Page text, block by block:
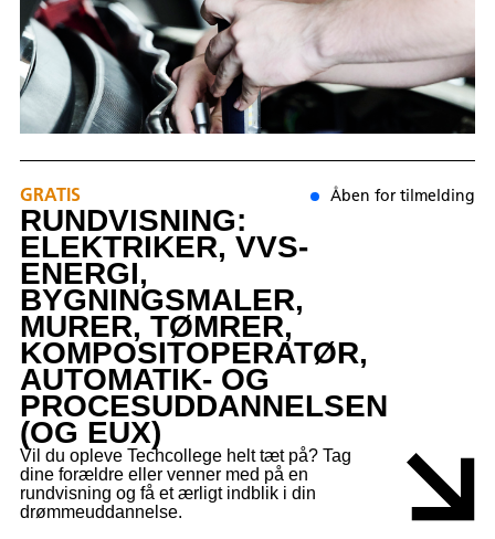
GRATIS Åben for tilmelding
RUNDVISNING:
ELEKTRIKER, VVS-
ENERGI,
BYGNINGSMALER,
MURER, TØMRER,
KOMPOSITOPERATØR,
AUTOMATIK- OG
PROCESUDDANNELSEN
(OG EUX)
Vil du opleve Techcollege helt tæt på? Tag
dine forældre eller venner med på en
rundvisning og få et ærligt indblik i din
drømmeuddannelse.